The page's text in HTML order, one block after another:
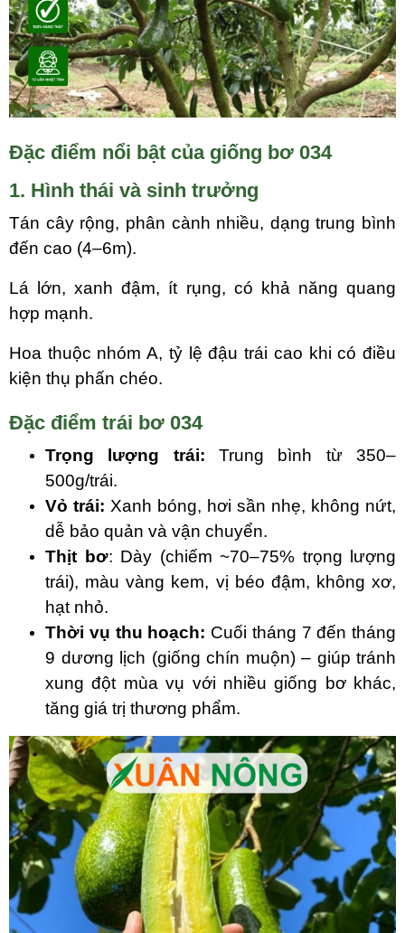
Đặc điểm nổi bật của giống bơ 034
1. Hình thái và sinh trưởng
Tán cây rộng, phân cành nhiều, dạng trung bình
đến cao (4–6m).
Lá lớn, xanh đậm, ít rụng, có khả năng quang
hợp mạnh.
Hoa thuộc nhóm A, tỷ lệ đậu trái cao khi có điều
kiện thụ phấn chéo.
Đặc điểm trái bơ 034
Trọng lượng trái: Trung bình từ 350–
500g/trái.
Vỏ trái: Xanh bóng, hơi sần nhẹ, không nứt,
dễ bảo quản và vận chuyển.
Thịt bơ: Dày (chiếm ~70–75% trọng lượng
trái), màu vàng kem, vị béo đậm, không xơ,
hạt nhỏ.
Thời vụ thu hoạch: Cuối tháng 7 đến tháng
9 dương lịch (giống chín muộn) – giúp tránh
xung đột mùa vụ với nhiều giống bơ khác,
tăng giá trị thương phẩm.